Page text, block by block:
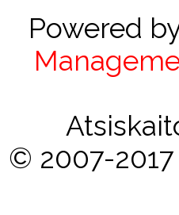
Powered
© 2007-